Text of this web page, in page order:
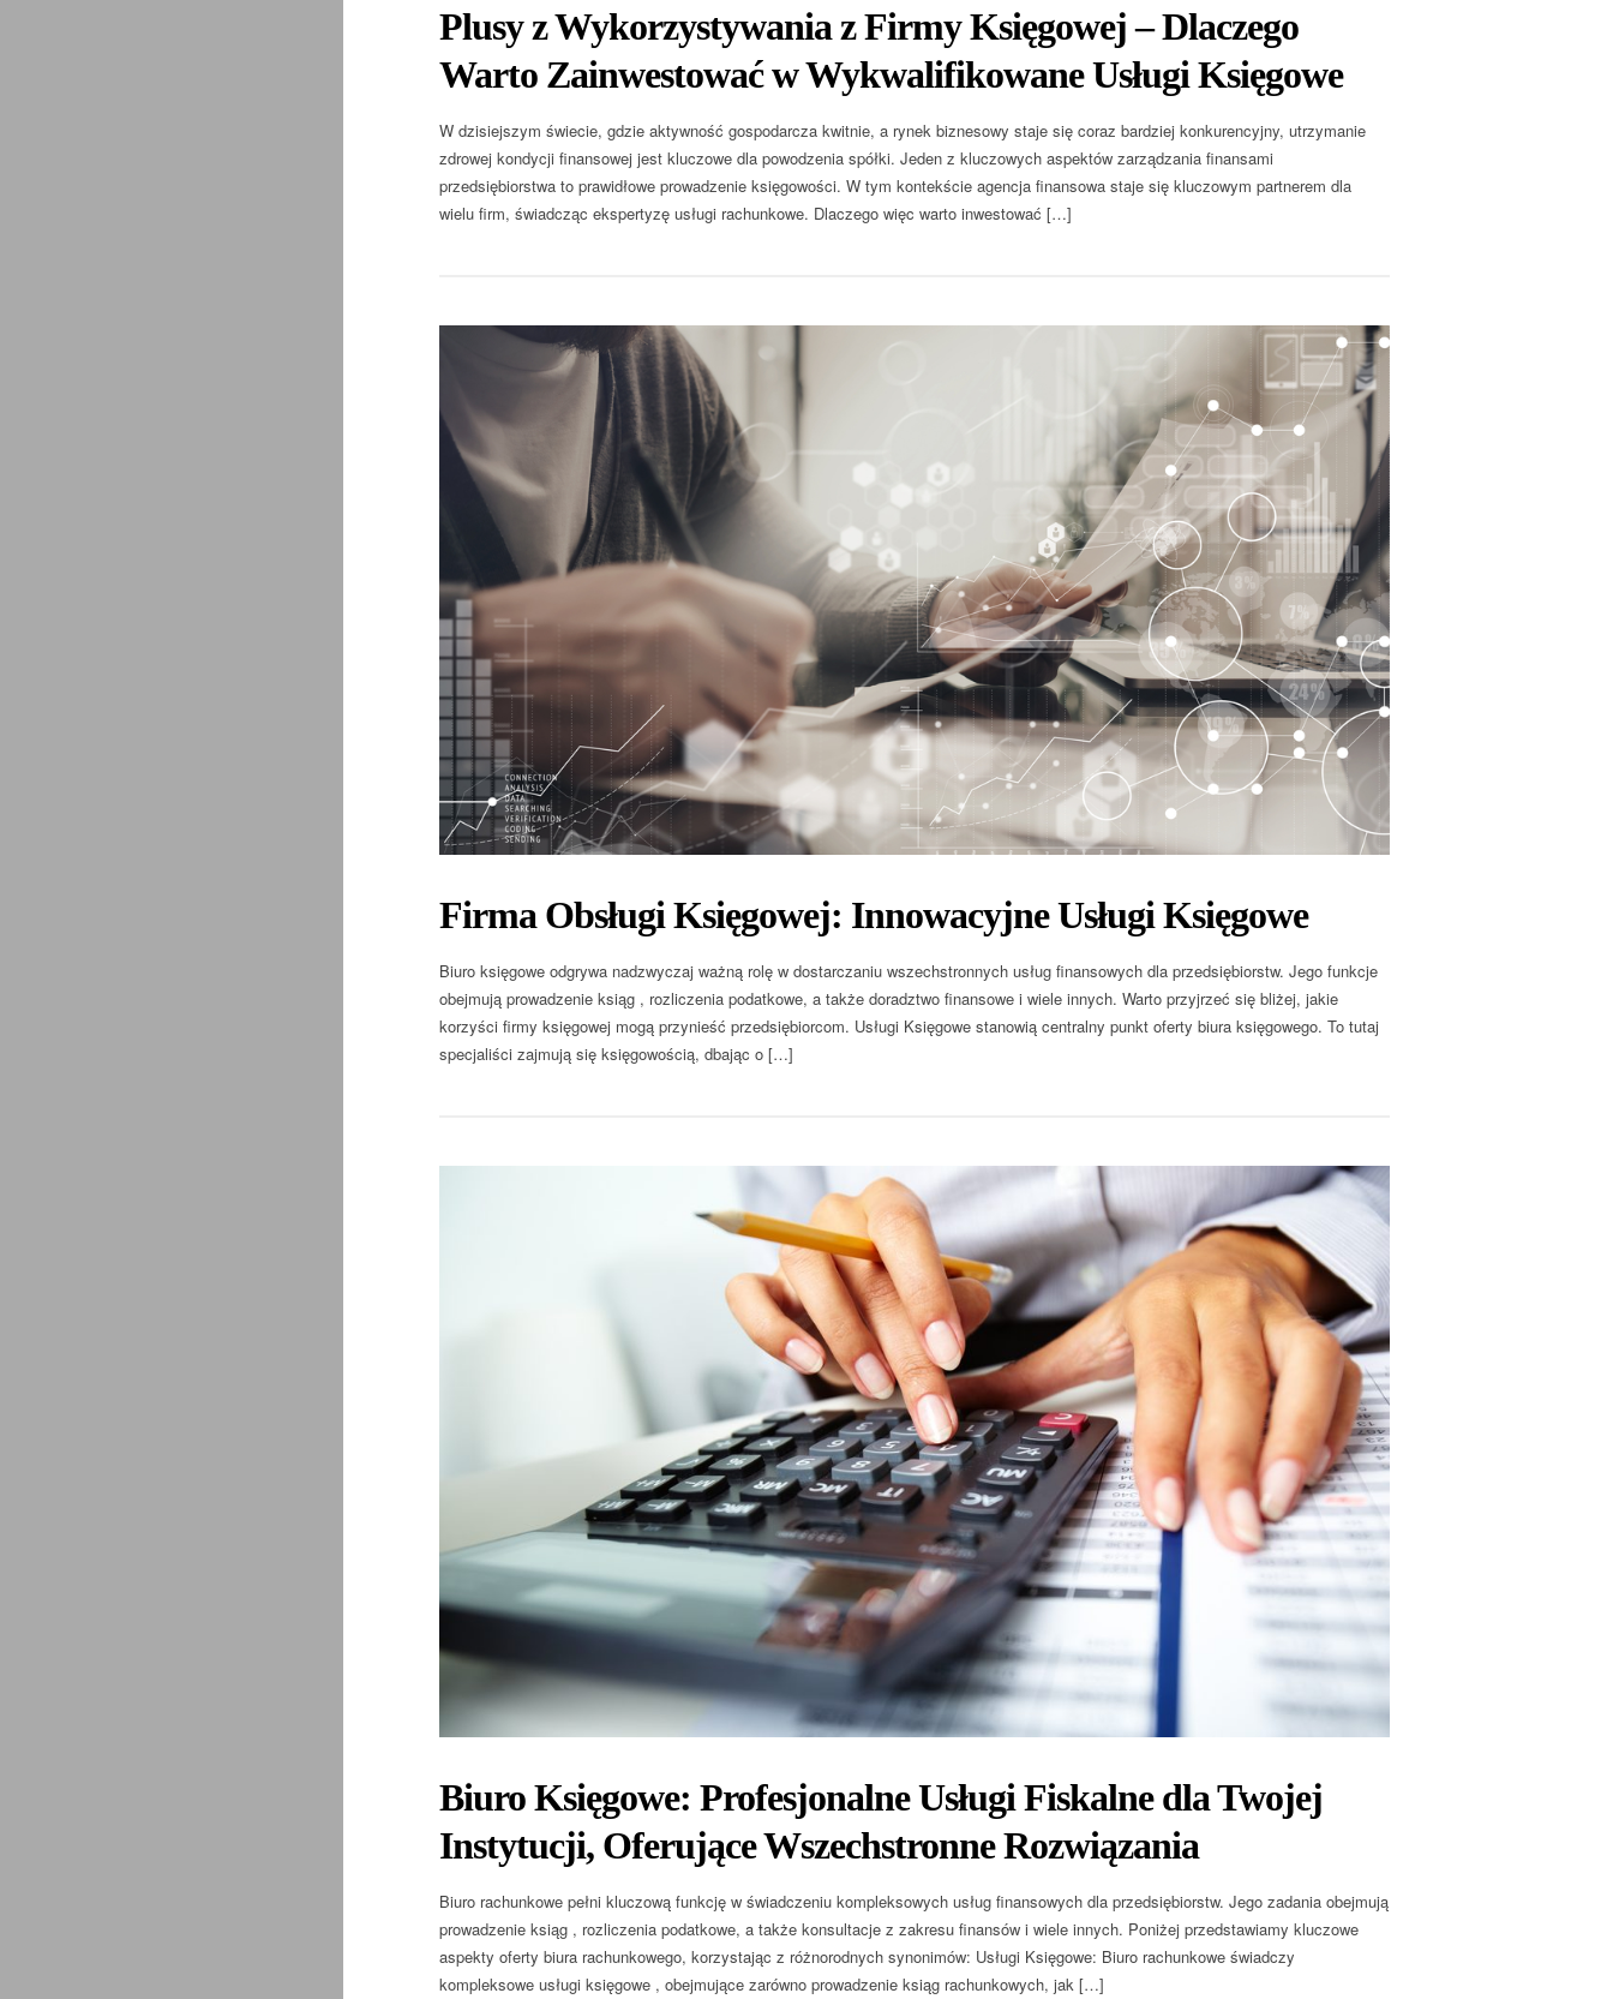
Plusy z Wykorzystywania z Firmy Księgowej – Dlaczego
Warto Zainwestować w Wykwalifikowane Usługi Księgowe
W dzisiejszym świecie, gdzie aktywność gospodarcza kwitnie, a rynek biznesowy staje się coraz bardziej konkurencyjny, utrzymanie
zdrowej kondycji finansowej jest kluczowe dla powodzenia spółki. Jeden z kluczowych aspektów zarządzania finansami
przedsiębiorstwa to prawidłowe prowadzenie księgowości. W tym kontekście agencja finansowa staje się kluczowym partnerem dla
wielu firm, świadcząc ekspertyzę usługi rachunkowe. Dlaczego więc warto inwestować […]
Firma Obsługi Księgowej: Innowacyjne Usługi Księgowe
Biuro księgowe odgrywa nadzwyczaj ważną rolę w dostarczaniu wszechstronnych usług finansowych dla przedsiębiorstw. Jego funkcje
obejmują prowadzenie ksiąg , rozliczenia podatkowe, a także doradztwo finansowe i wiele innych. Warto przyjrzeć się bliżej, jakie
korzyści firmy księgowej mogą przynieść przedsiębiorcom. Usługi Księgowe stanowią centralny punkt oferty biura księgowego. To tutaj
specjaliści zajmują się księgowością, dbając o […]
Biuro Księgowe: Profesjonalne Usługi Fiskalne dla Twojej
Instytucji, Oferujące Wszechstronne Rozwiązania
Biuro rachunkowe pełni kluczową funkcję w świadczeniu kompleksowych usług finansowych dla przedsiębiorstw. Jego zadania obejmują
prowadzenie ksiąg , rozliczenia podatkowe, a także konsultacje z zakresu finansów i wiele innych. Poniżej przedstawiamy kluczowe
aspekty oferty biura rachunkowego, korzystając z różnorodnych synonimów: Usługi Księgowe: Biuro rachunkowe świadczy
kompleksowe usługi księgowe , obejmujące zarówno prowadzenie ksiąg rachunkowych, jak […]